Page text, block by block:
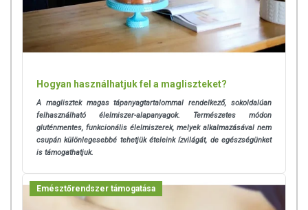
Hogyan használhatjuk fel a magliszteket?
A maglisztek magas tápanyagtartalommal rendelkező, sokoldalúan
felhasználható élelmiszer-alapanyagok. Természetes módon
gluténmentes, funkcionális élelmiszerek, melyek alkalmazásával nem
csupán különlegesebbé tehetjük ételeink ízvilágát, de egészségünket
is támogathatjuk.
Emésztőrendszer támogatása